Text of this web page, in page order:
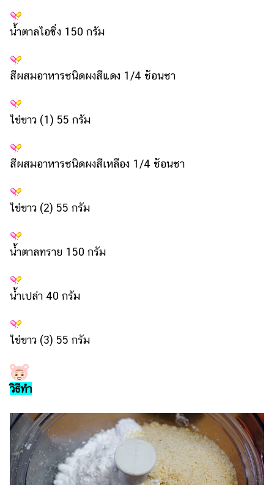
วา
ไร
แต่งงาน
เด็ก
สัตว์
เลี้ยง
บริการ
แอปฯ
กระปุก
คอร์ส
ออนไลน์
เลข
ออนไลน์
ติดต่อ
โฆษณา
ปัญหา
ร่วม
งาน
กับ
เรา
น้ำตาลไอซิ่ง 150 กรัม
สีผสมอาหารชนิดผงสีแดง 1/4 ช้อนชา
ไข่ขาว (1) 55 กรัม
สีผสมอาหารชนิดผงสีเหลือง 1/4 ช้อนชา
ไข่ขาว (2) 55 กรัม
น้ำตาลทราย 150 กรัม
น้ำเปล่า 40 กรัม
ไข่ขาว (3) 55 กรัม
วิธีทำ